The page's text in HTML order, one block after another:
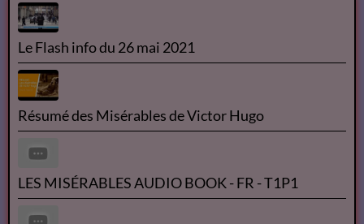
Le Flash info du 26 mai 2021
Résumé des Misérables de Victor Hugo
LES MISÉRABLES AUDIO BOOK - FR - T1P1